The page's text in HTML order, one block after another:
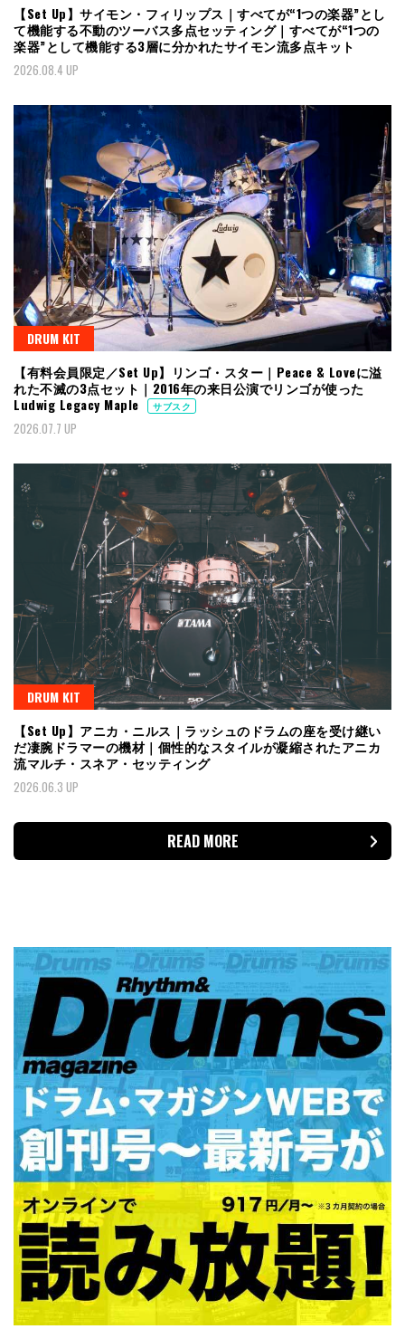
【Set Up】サイモン・フィリップス｜すべてが“1つの楽器”とし
て機能する不動のツーバス多点セッティング｜すべてが“1つの
楽器”として機能する3層に分かれたサイモン流多点キット
2026.08.4 UP
DRUM KIT
【有料会員限定／Set Up】リンゴ・スター｜Peace & Loveに溢
れた不滅の3点セット｜2016年の来日公演でリンゴが使った
Ludwig Legacy Maple
サブスク
2026.07.7 UP
DRUM KIT
【Set Up】アニカ・ニルス｜ラッシュのドラムの座を受け継い
だ凄腕ドラマーの機材｜個性的なスタイルが凝縮されたアニカ
流マルチ・スネア・セッティング
2026.06.3 UP
READ MORE